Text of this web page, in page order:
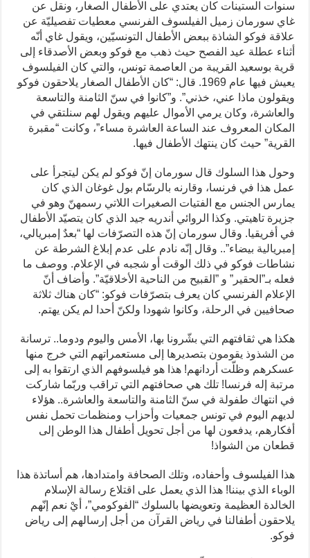
سنوات الستينات كان يعتدي على الأطفال الصغار، ونقل عن
غاي سورمان زميل الفيلسوف الفرنسي معطيات تفصيليّة عن
علاقة فوكو الشاذة ببعض الأطفال التونسيّين، ويقول غاي أنّه
أثناء عطلة عيد الفصح حيث ذهب مع فوكو وبعض الأصدقاء إلى
قرية بوسعيد القريبة من العاصمة تونس، والتي كان الفيلسوف
يعيش فيها عام 1969. قال: “كان الأطفال الصغار يلاحقون فوكو
ويقولون ماذا عني، خذني”. و”كانوا في سنّ الثامنة والتاسعة
والعاشرة، وكان يرمي الأموال عليهم ويقول لهم سنلتقي في
المكان المعروف عند الساعة العاشرة مساء”، وكانت “مقبرة
القرية” حيث كان ينتهك الأطفال فيها.
وحول هذا السلوك قال سورمان إنّ فوكو لم يكن ليتجرأ على
عمل هذا في فرنسا، وقارنه بالرسّام بول غوغان الذي كان
يمارس الجنس مع الفتيات الصغيرات اللاتي رسمهنّ وهو في
جزيرة تاهيتي. وكذا الروائي أندريه جيد الذي كان يتصيّد الأطفال
في أفريقيا. وقال سورمان إنّ هذه التصرّفات لها “بعدٌ إمبريالي،
إمبريالية بيضاء”.. وقال إنّه نادم على عدم إبلاغ الشرطة عن
نشاطات فوكو في ذلك الوقت أو شجبه في الإعلام. ووصف ما
فعله بـ”الحقير” و ”القبيح من الناحية الأخلاقيّة”. وأضاف أنّ
الإعلام الفرنسي كان يعرف بتصرّفات فوكو: “كان هناك ثلاثة
صحافيين في الرحلة، وكانوا شهودا ولكنّ أحدا لم يكن يهتم.
هكذا هي ثقافتهم التي بشّرونا بها، الأمس واليوم ودوما.. ترسانة
من الشذوذ يقومون بتصديرها إلى مستعمراتهم التي خرج منها
عسكرهم وظلّت أردانهم! هذا هو فيلسوفهم الذي ارتقوا به إلى
مرتبة إله فرنسا! تلك هي صحافتهم التي تراقب وربّما شاركت
في انتهاك طفولة في سنّ الثامنة والتاسعة والعاشرة.. هؤلاء
لديهم اليوم في تونس جمعيات وأحزاب ومنظمات تحمل نفس
أفكارهم، يدفعون لها من أجل تحويل أطفال هذا الوطن إلى
قطعان من الشواذ!
هذا الفيلسوف وأحفاده، وتلك الصحافة وامتدادها، هم أساتذة هذا
الوباء الذي بيننا! هذا الذي يعمل على اقتلاع رسالة الإسلام
الخالدة العظيمة وتعويضها بالسلوك “الفوكومي”، أيْ نعم إنّهم
يلاحقون أطفالنا في رياض القرآن من أجل إرسالهم إلى رياض
فوكو.